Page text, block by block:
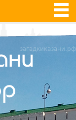
загадкиказани.рф